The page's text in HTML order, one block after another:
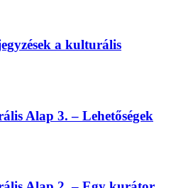
a kulturális
Alap 3. – Lehetőségek